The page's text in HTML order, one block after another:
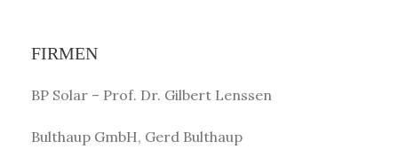
FIRMEN
BP Solar – Prof. Dr. Gilbert Lenssen
Bulthaup GmbH, Gerd Bulthaup